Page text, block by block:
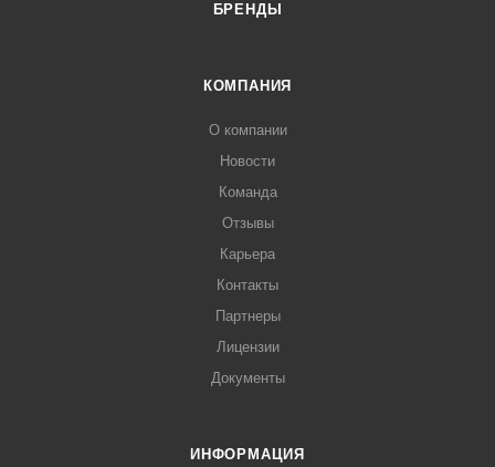
БРЕНДЫ
КОМПАНИЯ
О компании
Новости
Команда
Отзывы
Карьера
Контакты
Партнеры
Лицензии
Документы
ИНФОРМАЦИЯ